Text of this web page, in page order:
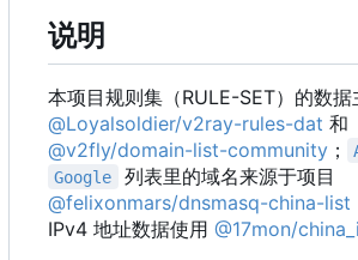
说明
本项目规则集 （RULE-SET） 的数据
@Loyalsoldier/v2ray-rules-dat 和
@v2fly/domain-list-community ；
Google
列表里的域名来源于项目
@felixonmars/dnsmasq-china-list
IPv4 地址数据使用 @17mon/